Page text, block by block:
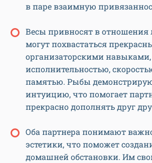
в паре взаимную
Весы привносят в отношения
могут похвастаться
организаторскими навыками,
исполнительностью,
памятью. Рыбы
интуицию, что помогает
прекрасно дополнять друг
Оба партнера понимают
эстетики, что поможет
домашней обстановки. Им